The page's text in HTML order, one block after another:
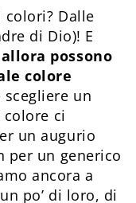
Dalle
di Dio)! E
possono
colore
scegliere un
ci
un augurio
un generico
ancora a
po’ di loro, di